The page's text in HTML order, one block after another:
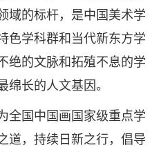
域的标杆，是中国美术学
色学科群和当代新东方学
绝的文脉和拓殖不息的学
长的人文基因。
国中国画国家级重点学
道，持续日新之行，倡导